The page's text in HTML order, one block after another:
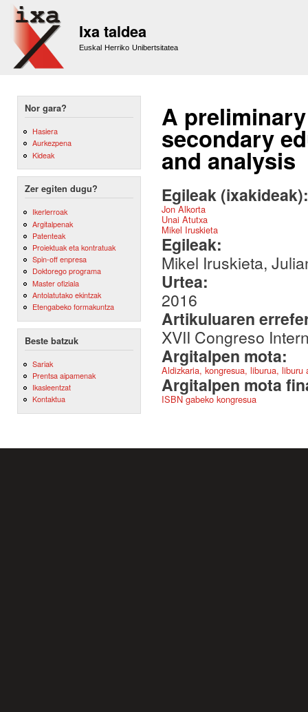
Ixa taldea
Euskal Herriko Unibertsitatea
Nor gara?
Hasiera
Aurkezpena
Kideak
Zer egiten dugu?
Ikerlerroak
Argitalpenak
Patenteak
Proiektuak eta kontratuak
Spin-off enpresa
Doktorego programa
Master ofiziala
Antolatutako ekintzak
Etengabeko formakuntza
Beste batzuk
Sariak
Prentsa aipamenak
Ikasleentzat
Kontaktua
A
secondary
and analysis
Egileak
Jon Alkorta
Unai Atutxa
Mikel Iruskieta
Egileak:
Mikel Iruskieta,
Urtea:
2016
Artikuluaren
XVII Congreso
Argitalpen mota:
Aldizkaria, kongresua, liburua,
Argitalpen mota
ISBN gabeko kongresua